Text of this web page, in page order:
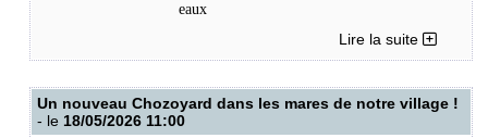
eaux
Couvrez les récupérateurs d’eau ou installez
un voile anti-moustique (grille < 1mm)
Attention pensez aussi au trop plein (La
femelle peut remonter un tuyau sur plusieurs
mètres).
Et surtout parlez-en à vos voisins car le moustique tigre est chez
Lire la suite
Un nouveau Chozoyard dans les mares de notre village !
- le 18/05/2026 11:00